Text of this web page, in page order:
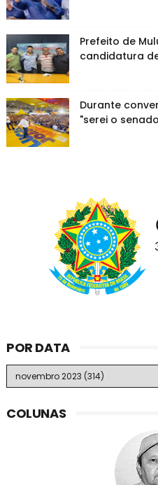
Prefeito de
candidatura
Durante
"serei o
POR DATA
COLUNAS